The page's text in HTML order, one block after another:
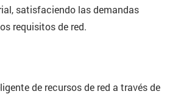
satisfaciendo las demandas
requisitos de red.
de recursos de red a través de